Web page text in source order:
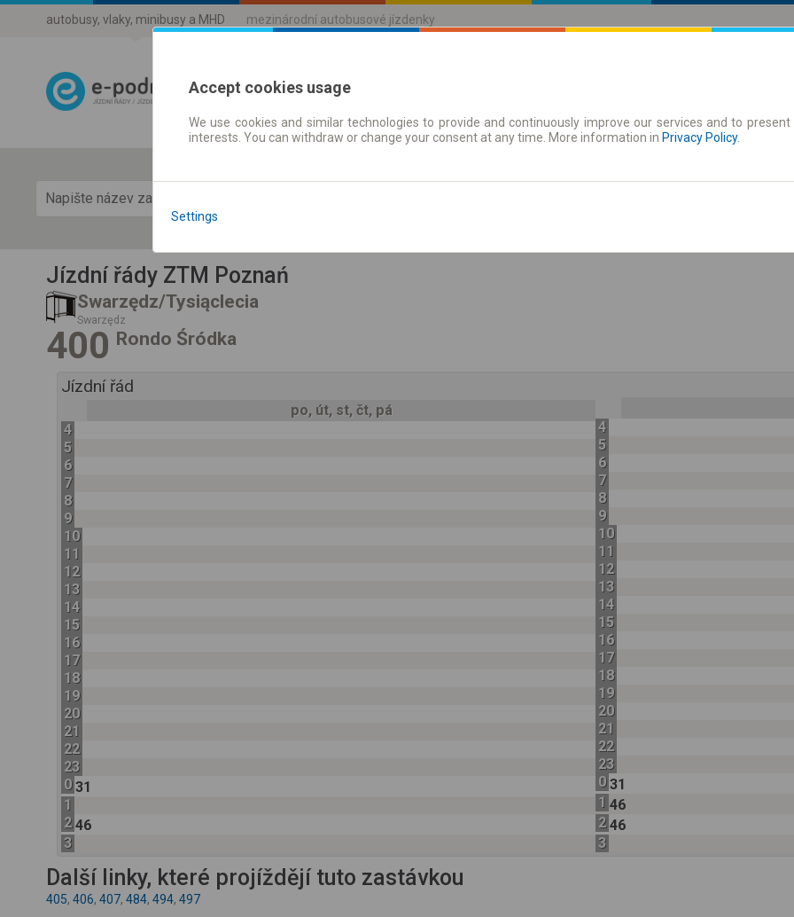
autobusy, vlaky, minibusy a MHD mezinárodní autobusové jízdenky
Jízdni řády a jízdenky Časové jízdenky
Jízdní řády ZTM Poznań
Swarzędz/Tysiąclecia
Swarzędz
400 Rondo Śródka
Jízdní řád
po, út, st, čt, pá
4
5
6
7
8
9
10
11
12
13
14
15
16
17
18
19
20
21
22
23
0 31
1
2 46
3
4
5
6
7
8
9
10
11
12
13
14
15
16
17
18
19
20
21
22
23
0 31
1 46
2 46
3
Další linky, které projíždějí tuto zastávkou
405, 406, 407, 484, 494, 497
Accept cookies usage
We use cookies and similar technologies to provide and continuously improve our services and to
interests. You can withdraw or change your consent at any time. More information in Privacy Policy.
Settings